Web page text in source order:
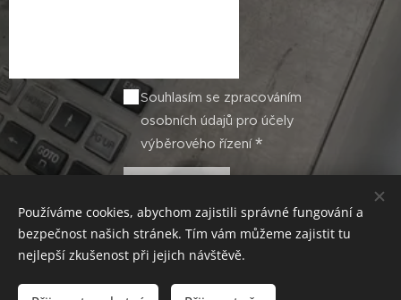
Souhlasím se zpracováním
osobních údajů pro účely
výběrového řízení
© 2019 Nová Práce
Používáme cookies, abychom zajistili správné fungování a
bezpečnost našich stránek. Tím vám můžeme zajistit tu
nejlepší zkušenost při jejich návštěvě.